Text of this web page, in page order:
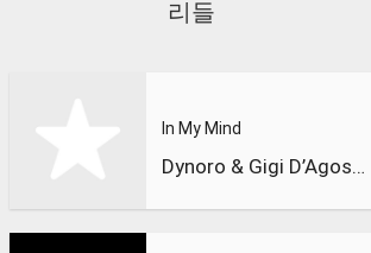
리들
In My Mind
Dynoro & Gigi D’Agostino